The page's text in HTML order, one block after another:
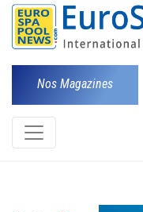
Nos Magazines